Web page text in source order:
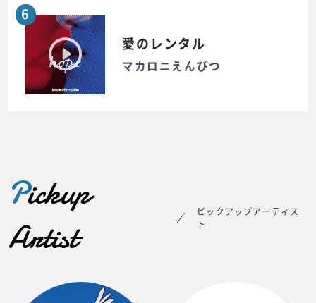
6
愛のレンタル
マカロニえんぴつ
Pickup
Artist
ピックアップアーティス
ト